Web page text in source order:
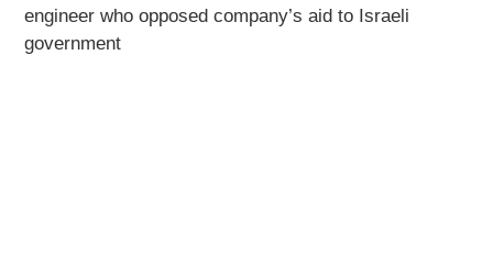
engineer who opposed company’s aid to Israeli
government